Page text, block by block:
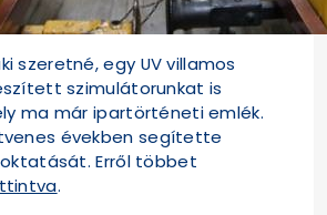
szeretné, egy UV villamos
szimulátorunkat is
ma már ipartörténeti emlék.
években segítette
Erről többet
.